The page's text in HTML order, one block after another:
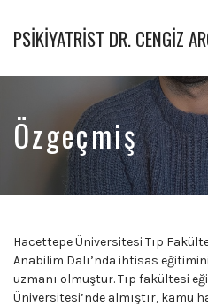
PSIKIYATRIST DR. CENGIZ
&
Özgeçmiş
Hacettepe Üniversitesi Tıp
Anabilim Dalı’nda ihtisas
uzmanı olmuştur. Tıp fakültesi
Üniversitesi’nde almıştır, kamu